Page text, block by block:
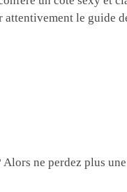
le guide
ne perdez plus